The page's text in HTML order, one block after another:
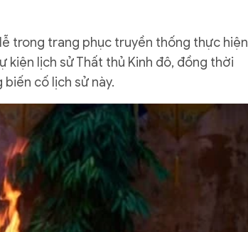
trong trang phục truyền thống thực hiện
kiện lịch sử Thất thủ Kinh đô, đồng thời
cố lịch sử này.